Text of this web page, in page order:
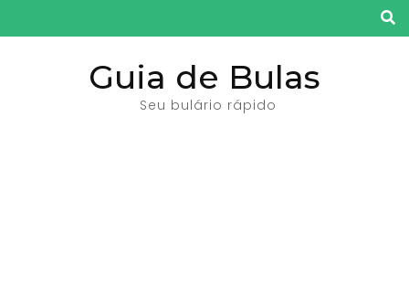
para
Guia de Bulas
Seu bulário rápido